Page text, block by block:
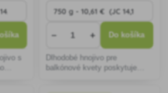
s
− + Do košíka
Dlhodobé hnojivo pre
balkónové kvety poskytuje